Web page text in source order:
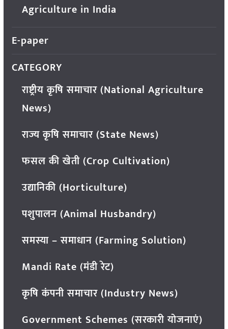
Agriculture in India
E-paper
CATEGORY
राष्ट्रीय कृषि समाचार (National Agriculture
News)
राज्य कृषि समाचार (State News)
फसल की खेती (Crop Cultivation)
उद्यानिकी (Horticulture)
पशुपालन (Animal Husbandry)
समस्या – समाधान (Farming Solution)
Mandi Rate (मंडी रेट)
कृषि कंपनी समाचार (Industry News)
Government Schemes (सरकारी योजनाएं)